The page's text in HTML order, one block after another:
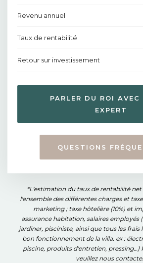
Revenu annuel
Taux de rentabilité
Retour sur investissement
PARLER DU ROI AVEC
EXPERT
QUESTIONS
*L'estimation du taux de rentabilité
l'ensemble des différentes charges et
marketing ; taxe hôtelière (10%) et
assurance habitation, salaires employés
jardiner, pisciniste, ainsi que tous les frais
bon fonctionnement de la villa. ex :
piscine, produits d'entretien, pressing…)
veuillez nous